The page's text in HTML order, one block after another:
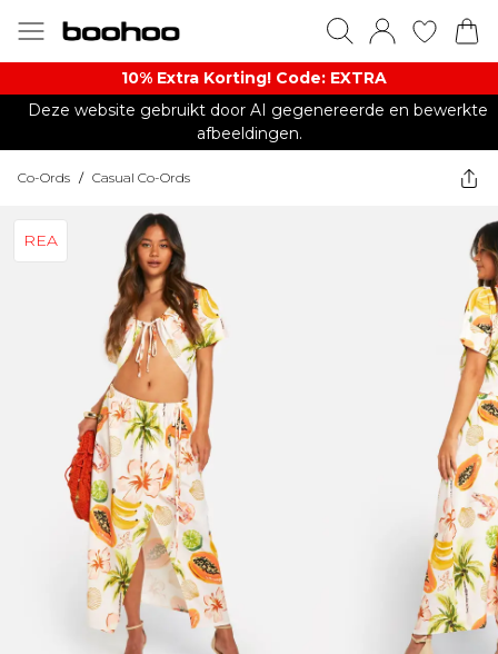
10% Extra Korting! Code: EXTRA​
Deze website gebruikt door AI gegenereerde en bewerkte
afbeeldingen.
Co-Ords / Casual Co-Ords
REA